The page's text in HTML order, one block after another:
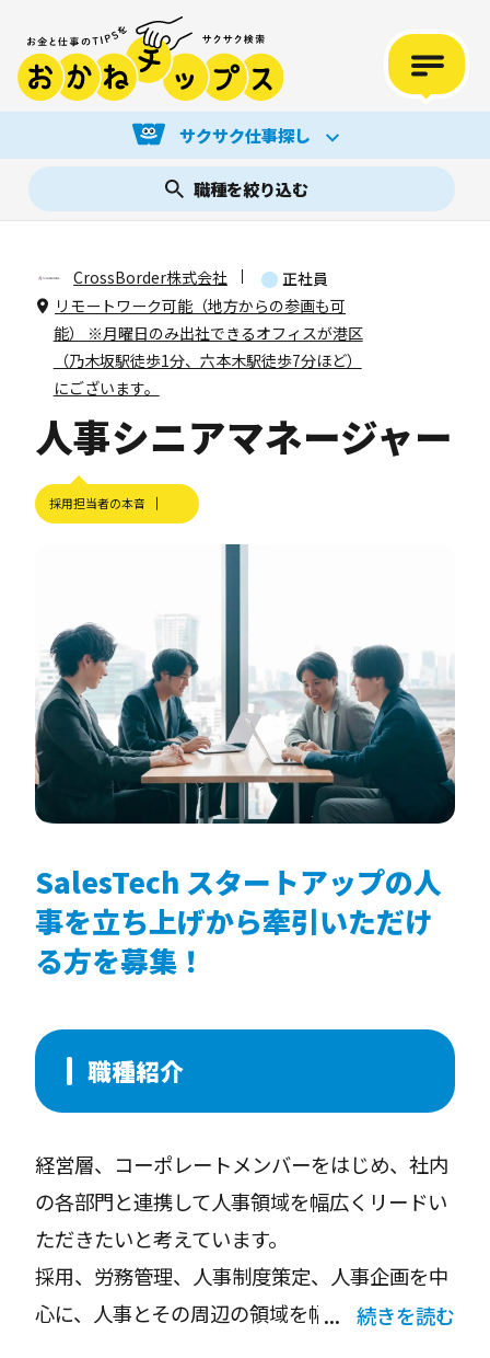
サクサク仕事探し
職種を絞り込む
CrossBorder株式会社
正社員
リモートワーク可能（地方からの参画も可
能） ※月曜日のみ出社できるオフィスが港区
（乃木坂駅徒歩1分、六本木駅徒歩7分ほど）
にございます。
人事シニアマネージャー
採用担当者の本音
SalesTech スタートアップの人
事を立ち上げから牽引いただけ
る方を募集！
職種紹介
経営層、コーポレートメンバーをはじめ、社内
の各部門と連携して人事領域を幅広くリードい
ただきたいと考えています。
採用、労務管理、人事制度策定、人事企画を中
心に、人事とその周辺の領域を幅広くカバーし
続きを読む